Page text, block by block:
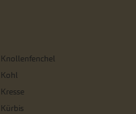
Knollenfenchel
Kohl
Kresse
Kürbis